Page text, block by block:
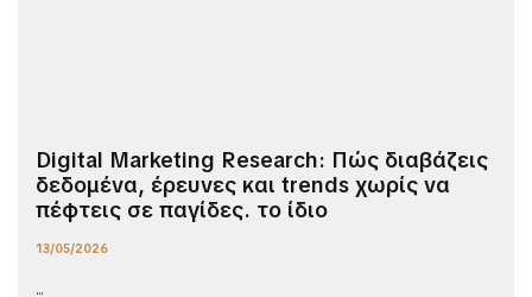
Digital Marketing Research: Πώς διαβάζεις
δεδομένα, έρευνες και trends χωρίς να
πέφτεις σε παγίδες. το ίδιο
13/05/2026
...